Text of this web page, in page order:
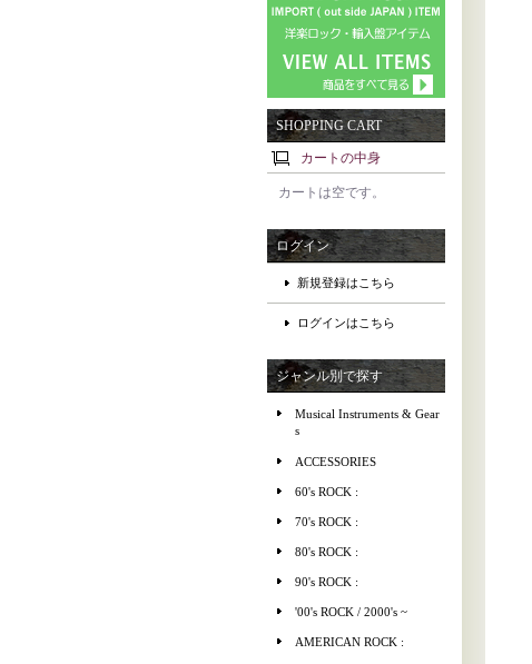
SHOPPING CART
カートの中身
カートは空です。
ログイン
新規登録はこちら
ログインはこちら
ジャンル別で探す
Musical Instruments & Gear
s
ACCESSORIES
60's ROCK :
70's ROCK :
80's ROCK :
90's ROCK :
'00's ROCK / 2000's ~
AMERICAN ROCK :